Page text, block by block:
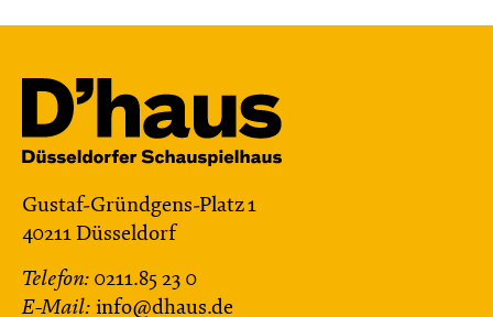
Leenders
Karten
So, 25.10. / 16:00 – 17:00
FAMILIENVORSTELLUNG
Gustaf-Gründgens-Platz 1
40211 Düsseldorf
Telefon: 0211.85 23 0
E-Mail: info@dhaus.de